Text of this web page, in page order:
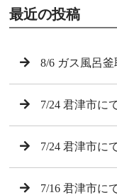
最近の投稿
8/6 ガス風呂釜
7/24 君津市に
7/24 君津市に
7/16 君津市に